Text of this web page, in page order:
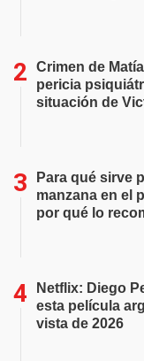
Crimen de
pericia
situación de
Para qué sirve
manzana en el
por qué lo
Netflix: Diego
esta película
vista de 2026